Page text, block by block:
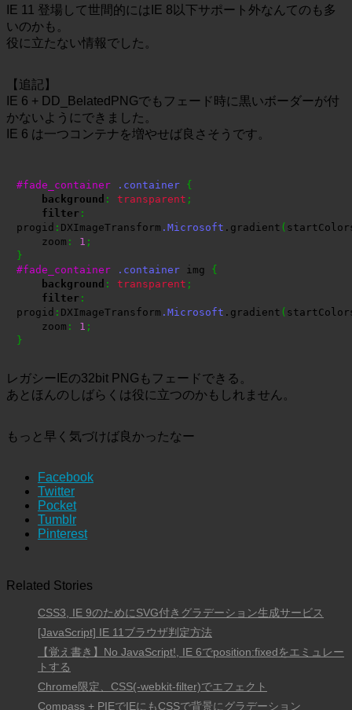
IE 11 登場して世間的にはIE 8以下サポート外なんてのも多
いのかも。
役に立たない情報でした。
【追記】
IE 6 + DD_BelatedPNGでもフェード時に黒いボーダーが付
かないようにできました。
IE 6 は一つコンテナを増やせば良さそうです。
#fade_container .container {
background : transparent ;
filter :
progid : DXImageTransform .Microsoft .gradient (
    zoom
: 1 ;
}
#fade_container
.container img {
background : transparent ;
filter :
progid : DXImageTransform .Microsoft .gradient (
    zoom
: 1 ;
}
レガシーIEの32bit PNGもフェードできる。
あとほんのしばらくは役に立つのかもしれません。
もっと早く気づけば良かったなー
Facebook
Twitter
Pocket
Tumblr
Pinterest
Related Stories
CSS3, IE 9のためにSVG付きグラデーション生成サービス
[JavaScript] IE 11ブラウザ判定方法
【覚え書き】No JavaScript!, IE 6でposition:fixedをエミュレー
トする
Chrome限定、CSS(-webkit-filter)でエフェクト
Compass + PIEでIEにもCSSで背景にグラデーション